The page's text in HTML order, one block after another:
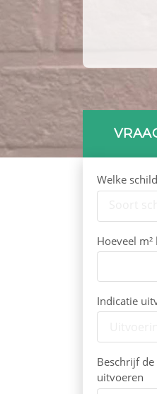
Welke
Hoeveel
Indicatie
Beschrijf
uitvoeren